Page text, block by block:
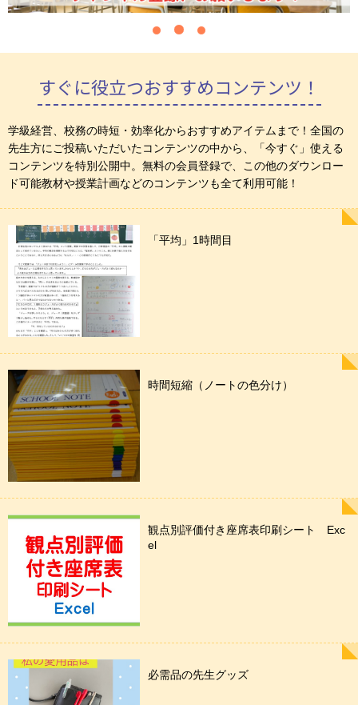
すぐに役立つおすすめコンテンツ！
学級経営、校務の時短・効率化からおすすめアイテムまで！全国の
先生方にご投稿いただいたコンテンツの中から、「今すぐ」使える
コンテンツを特別公開中。無料の会員登録で、この他のダウンロー
ド可能教材や授業計画などのコンテンツも全て利用可能！
「平均」1時間目
時間短縮（ノートの色分け）
観点別評価付き座席表印刷シート Exc
el
必需品の先生グッズ